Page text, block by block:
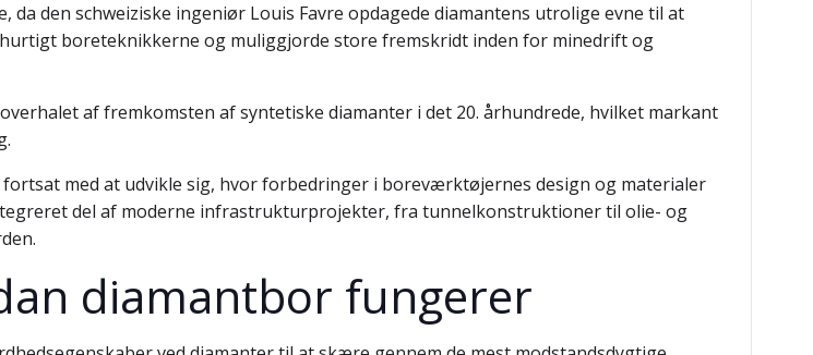
den schweiziske ingeniør Louis Favre opdagede diamantens utrolige evne til at
boreteknikkerne og muliggjorde store fremskridt inden for minedrift og
af fremkomsten af syntetiske diamanter i det 20. århundrede, hvilket markant
med at udvikle sig, hvor forbedringer i boreværktøjernes design og materialer
del af moderne infrastrukturprojekter, fra tunnelkonstruktioner til olie- og
diamantbor fungerer